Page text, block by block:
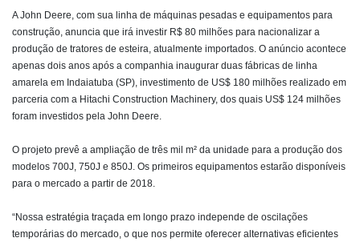
A John Deere, com sua linha de máquinas pesadas e equipamentos para
construção, anuncia que irá investir R$ 80 milhões para nacionalizar a
produção de tratores de esteira, atualmente importados. O anúncio acontece
apenas dois anos após a companhia inaugurar duas fábricas de linha
amarela em Indaiatuba (SP), investimento de US$ 180 milhões realizado em
parceria com a Hitachi Construction Machinery, dos quais US$ 124 milhões
foram investidos pela John Deere.
O projeto prevê a ampliação de três mil m² da unidade para a produção dos
modelos 700J, 750J e 850J. Os primeiros equipamentos estarão disponíveis
para o mercado a partir de 2018.
“Nossa estratégia traçada em longo prazo independe de oscilações
temporárias do mercado, o que nos permite oferecer alternativas eficientes